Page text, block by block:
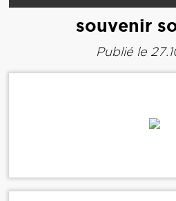
souvenir
Publié le